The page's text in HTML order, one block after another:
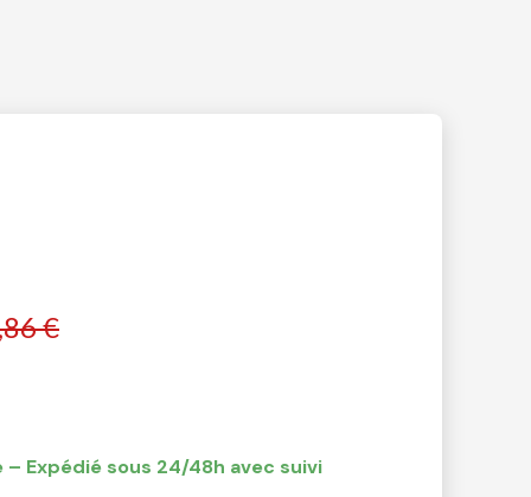
€
– Expédié sous 24/48h avec suivi